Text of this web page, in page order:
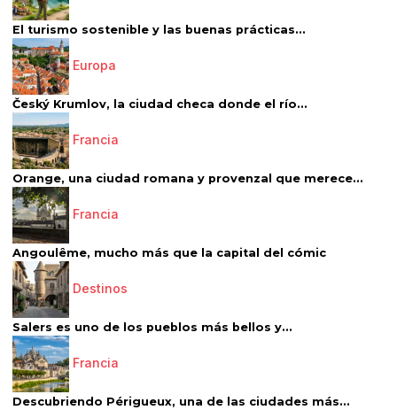
El turismo sostenible y las buenas prácticas...
Europa
Český Krumlov, la ciudad checa donde el río...
Francia
Orange, una ciudad romana y provenzal que merece...
Francia
Angoulême, mucho más que la capital del cómic
Destinos
Salers es uno de los pueblos más bellos y...
Francia
Descubriendo Périgueux, una de las ciudades más...